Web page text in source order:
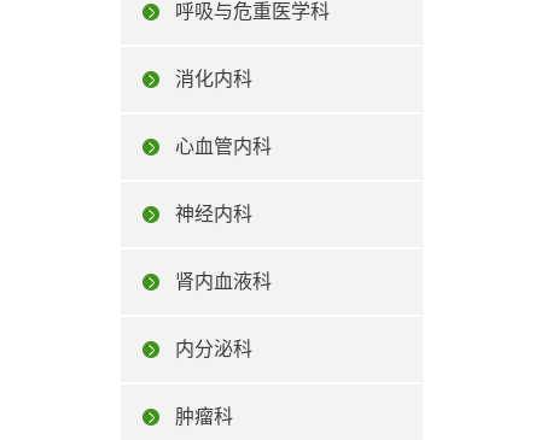
呼吸与危重医学科
消化内科
心血管内科
神经内科
肾内血液科
内分泌科
肿瘤科